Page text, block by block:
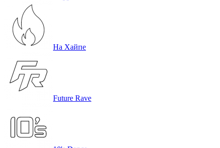
На Хайпе
Future Rave